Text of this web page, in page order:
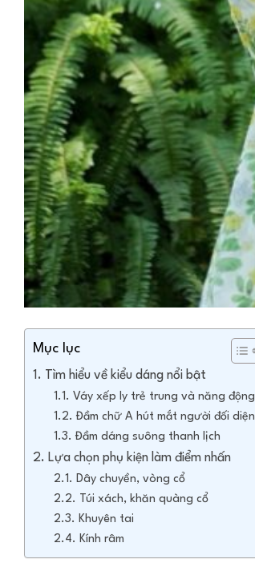
Mục lục
Tìm hiểu về kiểu dáng nổi bật
Váy xếp ly trẻ trung và năng động
Đầm chữ A hút mắt người đối diện
Đầm dáng suông thanh lịch
Lựa chọn phụ kiện làm điểm nhấn
Dây chuyền, vòng cổ
Túi xách, khăn quàng cổ
Khuyên tai
Kính râm